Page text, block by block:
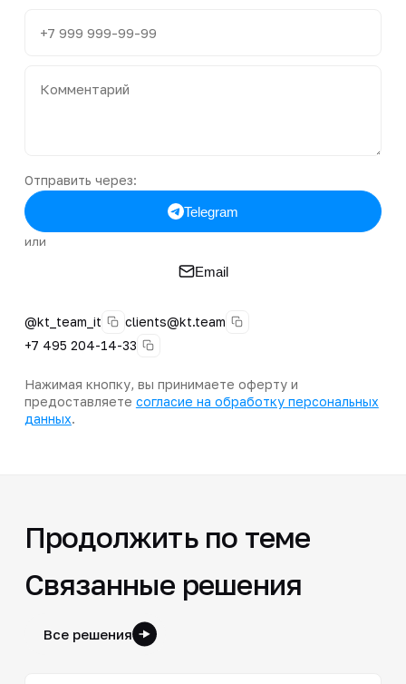
Отправить через:
Telegram
или
Email
@kt_team_it
clients@kt.team
+7 495 204-14-33
Нажимая кнопку, вы принимаете оферту и
предоставляете согласие на обработку персональных
данных.
Продолжить по теме
Связанные решения
Все решения